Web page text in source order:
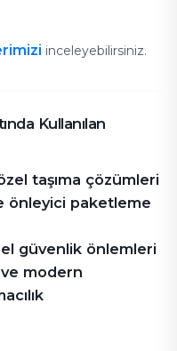
inceleyebilirsiniz.
Kullanılan
taşıma çözümleri
önleyici paketleme
güvenlik önlemleri
modern